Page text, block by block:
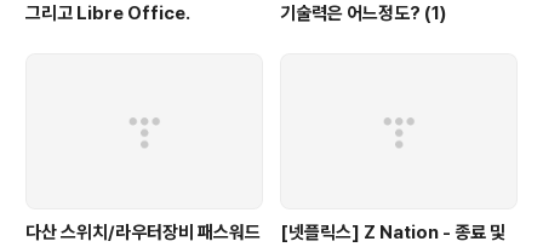
그리고 Libre Office.
기술력은 어느정도? (1)
다산 스위치/라우터장비 패스워드
[넷플릭스] Z Nation - 종료 및